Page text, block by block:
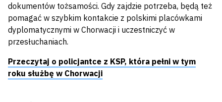
dokumentów tożsamości. Gdy zajdzie potrzeba, będą też
pomagać w szybkim kontakcie z polskimi placówkami
dyplomatycznymi w Chorwacji i uczestniczyć w
przesłuchaniach.
Przeczytaj o policjantce z KSP, która pełni w tym
roku służbę w Chorwacji